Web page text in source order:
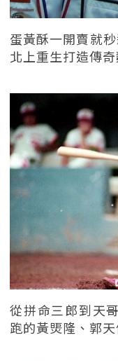
蛋黃酥一開賣就
北上重生打造傳
從拼命三郎到天
跑的黃煚隆、郭